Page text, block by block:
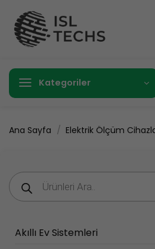
atla
Kategoriler
Ana Sayfa / Elektrik Ölçüm
Products
search
Akıllı Ev Sistemleri